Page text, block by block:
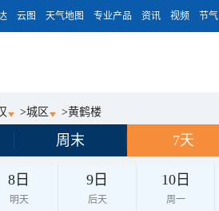
云图 天气地图 专业产品 资讯 视频 节气
>城区 >黄鹤楼
周末 7天
8日
明天
9日
后天
10日
周一